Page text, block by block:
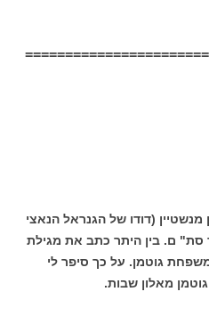
(דודו של הגנראל הנאצי
סת" ם. בין היתר כתב את מגילת
גוטמן. על כך סיפר לי
מאלון שבות.